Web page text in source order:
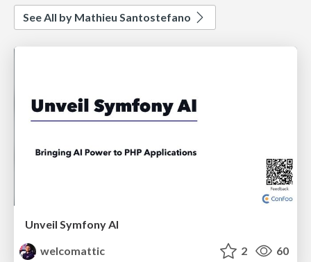
See All by Mathieu Santostefano
Unveil Symfony AI
welcomattic
2 60